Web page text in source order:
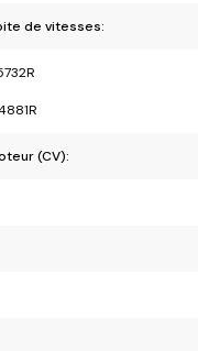
de vitesses:
(CV):